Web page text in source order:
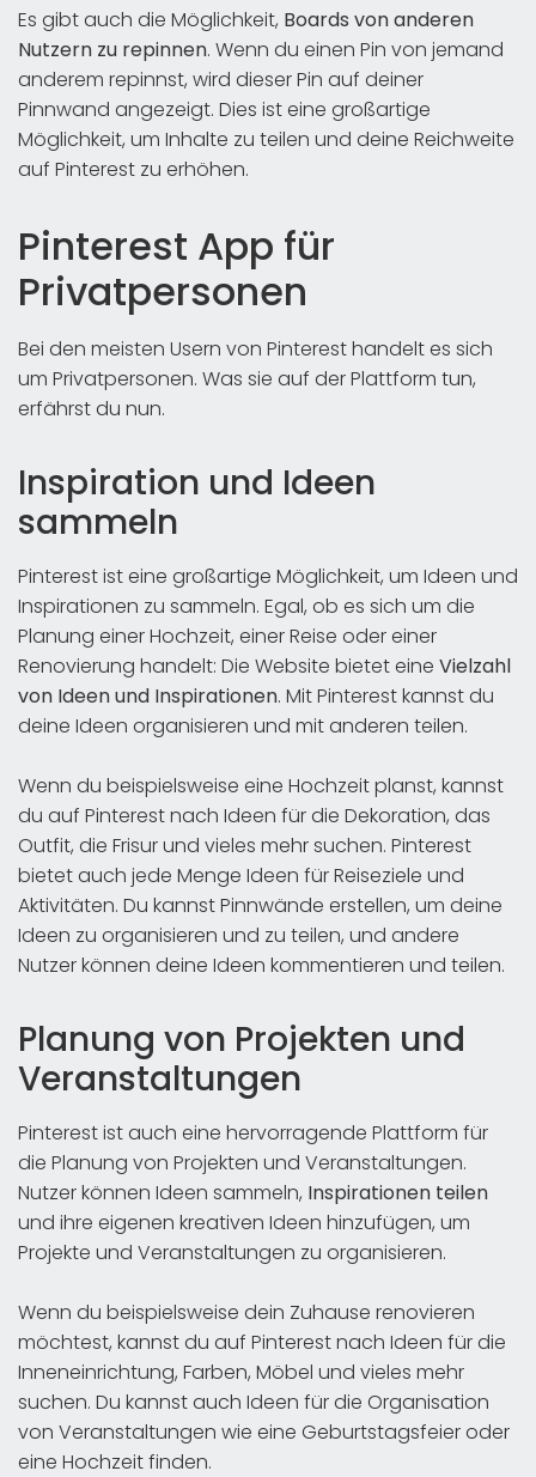
Es gibt auch die Möglichkeit, Boards von anderen
Nutzern zu repinnen. Wenn du einen Pin von jemand
anderem repinnst, wird dieser Pin auf deiner
Pinnwand angezeigt. Dies ist eine großartige
Möglichkeit, um Inhalte zu teilen und deine Reichweite
auf Pinterest zu erhöhen.
Pinterest App für
Privatpersonen
Bei den meisten Usern von Pinterest handelt es sich
um Privatpersonen. Was sie auf der Plattform tun,
erfährst du nun.
Inspiration und Ideen
sammeln
Pinterest ist eine großartige Möglichkeit, um Ideen und
Inspirationen zu sammeln. Egal, ob es sich um die
Planung einer Hochzeit, einer Reise oder einer
Renovierung handelt: Die Website bietet eine Vielzahl
von Ideen und Inspirationen. Mit Pinterest kannst du
deine Ideen organisieren und mit anderen teilen.
Wenn du beispielsweise eine Hochzeit planst, kannst
du auf Pinterest nach Ideen für die Dekoration, das
Outfit, die Frisur und vieles mehr suchen. Pinterest
bietet auch jede Menge Ideen für Reiseziele und
Aktivitäten. Du kannst Pinnwände erstellen, um deine
Ideen zu organisieren und zu teilen, und andere
Nutzer können deine Ideen kommentieren und teilen.
Planung von Projekten und
Veranstaltungen
Pinterest ist auch eine hervorragende Plattform für
die Planung von Projekten und Veranstaltungen.
Nutzer können Ideen sammeln, Inspirationen teilen
und ihre eigenen kreativen Ideen hinzufügen, um
Projekte und Veranstaltungen zu organisieren.
Wenn du beispielsweise dein Zuhause renovieren
möchtest, kannst du auf Pinterest nach Ideen für die
Inneneinrichtung, Farben, Möbel und vieles mehr
suchen. Du kannst auch Ideen für die Organisation
von Veranstaltungen wie eine Geburtstagsfeier oder
eine Hochzeit finden.